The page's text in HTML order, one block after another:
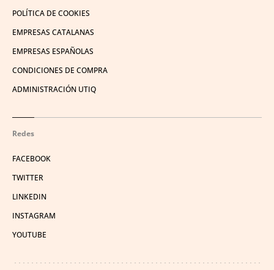
POLÍTICA DE COOKIES
EMPRESAS CATALANAS
EMPRESAS ESPAÑOLAS
CONDICIONES DE COMPRA
ADMINISTRACIÓN UTIQ
Redes
FACEBOOK
TWITTER
LINKEDIN
INSTAGRAM
YOUTUBE